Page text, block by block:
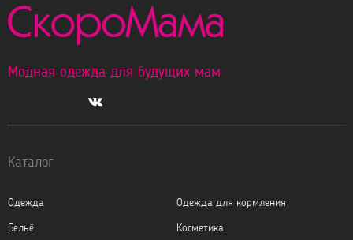
Модная одежда для будущих мам
Каталог
Одежда
Одежда для кормления
Бельё
Косметика